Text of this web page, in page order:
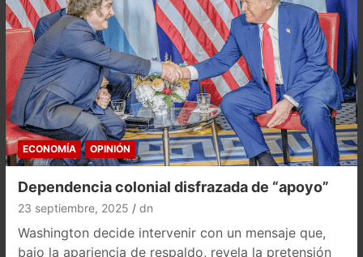
ECONOMÍA OPINIÓN
Dependencia colonial disfrazada de “apoyo”
23 septiembre, 2025 dn
Washington decide intervenir con un mensaje que,
bajo la apariencia de respaldo, revela la pretensión